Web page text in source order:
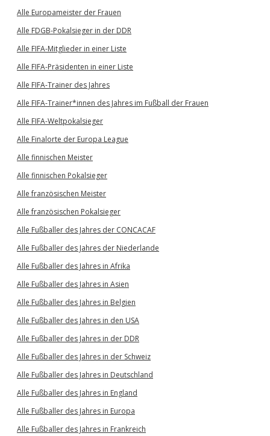
Alle Europameister der Frauen
Alle FDGB-Pokalsieger in der DDR
Alle FIFA-Mitglieder in einer Liste
Alle FIFA-Präsidenten in einer Liste
Alle FIFA-Trainer des Jahres
Alle FIFA-Trainer*innen des Jahres im Fußball der Frauen
Alle FIFA-Weltpokalsieger
Alle Finalorte der Europa League
Alle finnischen Meister
Alle finnischen Pokalsieger
Alle französischen Meister
Alle französischen Pokalsieger
Alle Fußballer des Jahres der CONCACAF
Alle Fußballer des Jahres der Niederlande
Alle Fußballer des Jahres in Afrika
Alle Fußballer des Jahres in Asien
Alle Fußballer des Jahres in Belgien
Alle Fußballer des Jahres in den USA
Alle Fußballer des Jahres in der DDR
Alle Fußballer des Jahres in der Schweiz
Alle Fußballer des Jahres in Deutschland
Alle Fußballer des Jahres in England
Alle Fußballer des Jahres in Europa
Alle Fußballer des Jahres in Frankreich